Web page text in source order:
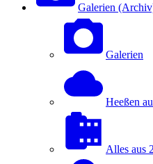
Galerien
Galerien
Heeßen
Alles aus